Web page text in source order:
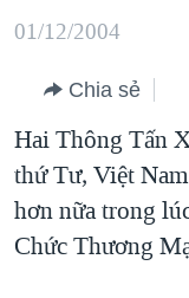
Tới
hướng
chính
Đi
tới
"Tìm"
MỤC
TỰ DO BÁO CHÍ
VẠCH TRẦN TIN
NGƯỜI VIỆT HẢI
CHUYÊN ĐỀ
CHIẾN TRANH
TẠI
HÀNH TRÌNH
HỌC TIẾNG ANH
VIDEO
01/12/2004
Chia sẻ
Hai Thông Tấn
thứ Tư, Việt
hơn nữa trong
Chức Thương